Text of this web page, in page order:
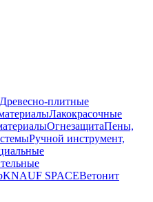
Древесно-плитные
Лакокрасочные
ОгнезащитаПены,
Ручной инструмент,
KNAUF SPACEВетонит